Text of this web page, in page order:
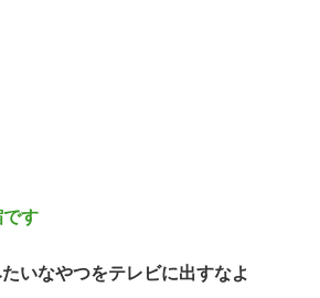
す
いなやつをテレビに出すなよ